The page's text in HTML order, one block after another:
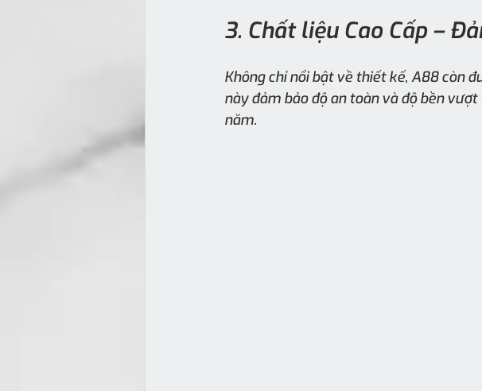
3. Chất liệu Cao Cấp –
Không chỉ nổi bật về thiết kế, A88 còn
này đảm bảo độ an toàn và độ bền
năm.